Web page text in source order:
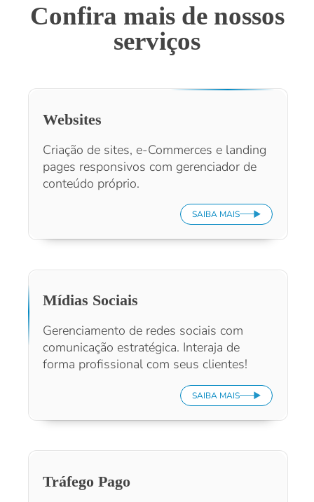
Confira mais de nossos
serviços
Websites
Criação de sites, e-Commerces e landing
pages responsivos com gerenciador de
conteúdo próprio.
SAIBA MAIS
Mídias Sociais
Gerenciamento de redes sociais com
comunicação estratégica. Interaja de
forma profissional com seus clientes!
SAIBA MAIS
Tráfego Pago